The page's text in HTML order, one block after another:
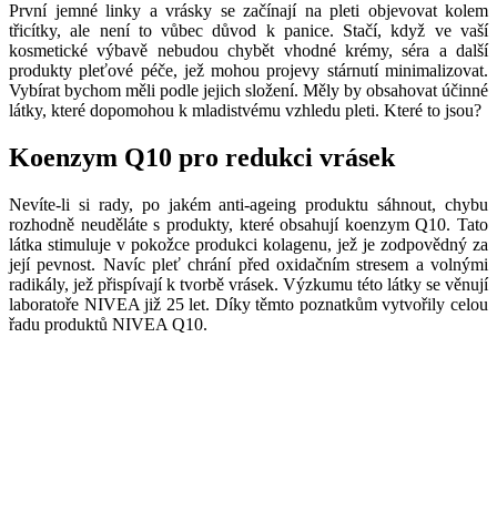
První jemné linky a vrásky se začínají na pleti objevovat kolem
třicítky, ale není to vůbec důvod k panice. Stačí, když ve vaší
kosmetické výbavě nebudou chybět vhodné krémy, séra a další
produkty pleťové péče, jež mohou projevy stárnutí minimalizovat.
Vybírat bychom měli podle jejich složení. Měly by obsahovat účinné
látky, které dopomohou k mladistvému vzhledu pleti. Které to jsou?
Koenzym Q10 pro redukci vrásek
Nevíte-li si rady, po jakém anti-ageing produktu sáhnout, chybu
rozhodně neuděláte s produkty, které obsahují koenzym Q10. Tato
látka stimuluje v pokožce produkci kolagenu, jež je zodpovědný za
její pevnost. Navíc pleť chrání před oxidačním stresem a volnými
radikály, jež přispívají k tvorbě vrásek. Výzkumu této látky se věnují
laboratoře NIVEA již 25 let. Díky těmto poznatkům vytvořily celou
řadu produktů NIVEA Q10.